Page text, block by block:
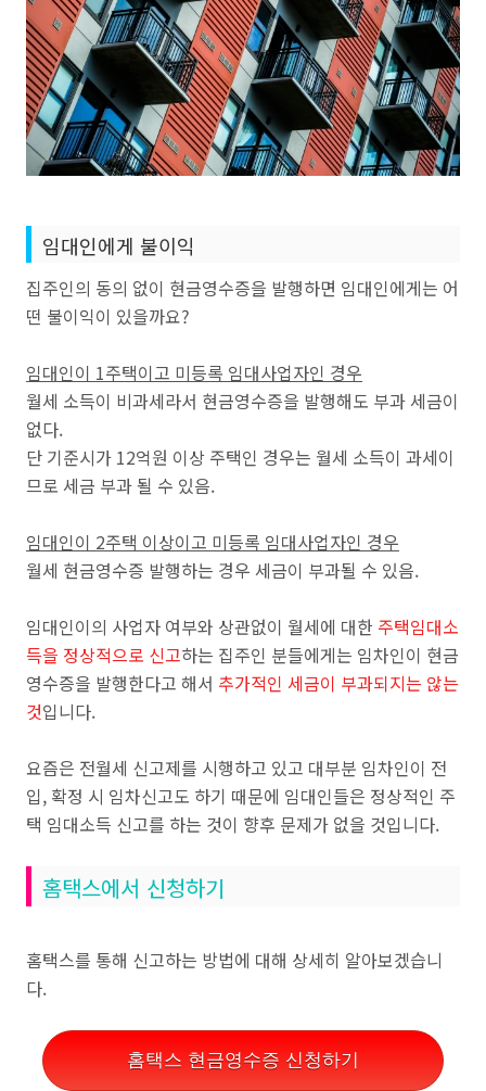
임대인에게 불이익
집주인의 동의 없이 현금영수증을 발행하면 임대인에게는 어
떤 불이익이 있을까요?
임대인이 1주택이고 미등록 임대사업자인 경우
월세 소득이 비과세라서 현금영수증을 발행해도 부과 세금이
없다.
단 기준시가 12억원 이상 주택인 경우는 월세 소득이 과세이
므로 세금 부과 될 수 있음.
임대인이 2주택 이상이고 미등록 임대사업자인 경우
월세 현금영수증 발행하는 경우 세금이 부과될 수 있음.
임대인이의 사업자 여부와 상관없이 월세에 대한 주택임대소
득을 정상적으로 신고하는 집주인 분들에게는 임차인이 현금
영수증을 발행한다고 해서 추가적인 세금이 부과되지는 않는
것입니다.
요즘은 전월세 신고제를 시행하고 있고 대부분 임차인이 전
입, 확정 시 임차신고도 하기 때문에 임대인들은 정상적인 주
택 임대소득 신고를 하는 것이 향후 문제가 없을 것입니다.
홈택스에서 신청하기
홈택스를 통해 신고하는 방법에 대해 상세히 알아보겠습니
다.
홈택스 현금영수증 신청하기